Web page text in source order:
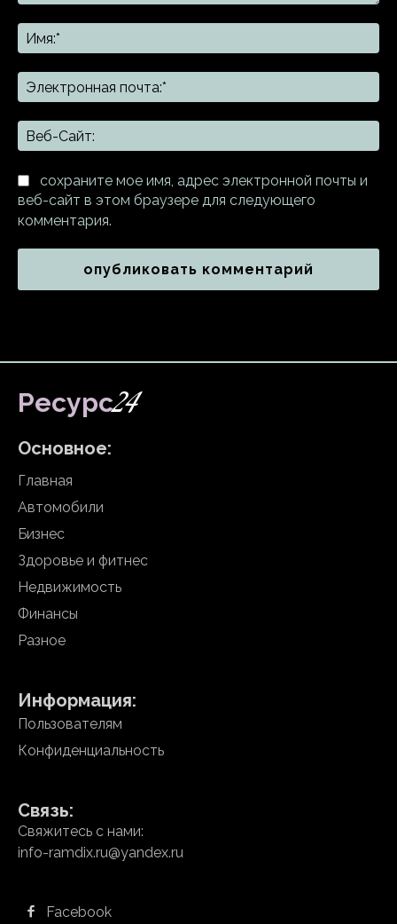
сохраните мое имя, адрес электронной почты и
веб-сайт в этом браузере для следующего
комментария.
Ресурс24
Основное:
Главная
Автомобили
Бизнес
Здоровье и фитнес
Недвижимость
Финансы
Разное
Информация:
Пользователям
Конфиденциальность
Связь:
Свяжитесь с нами:
info-ramdix.ru@yandex.ru
Facebook